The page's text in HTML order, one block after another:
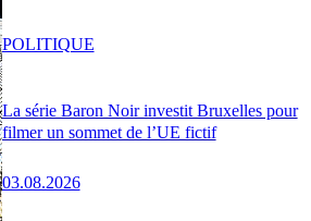
La série Baron Noir investit Bruxelles pour
filmer un sommet de l’UE fictif
03.08.2026
POLITIQUE